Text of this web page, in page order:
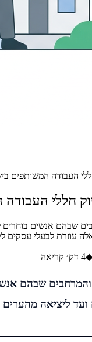
שבהם אנשים בוחרים
עוזרת לבעלי עסקים
◆
4 דק׳ קריאה
שבהם
ועד ליציאה